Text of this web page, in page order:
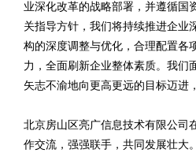
业深化改革的战略部署，并遵循国
关指导方针，我们将持续推进企业
构的深度调整与优化，合理配置各
力，全面刷新企业整体素质。我们
矢志不渝地向更高更远的目标迈进
北京房山区亮广信息技术有限公司
作交流，强强联手，共同发展壮大